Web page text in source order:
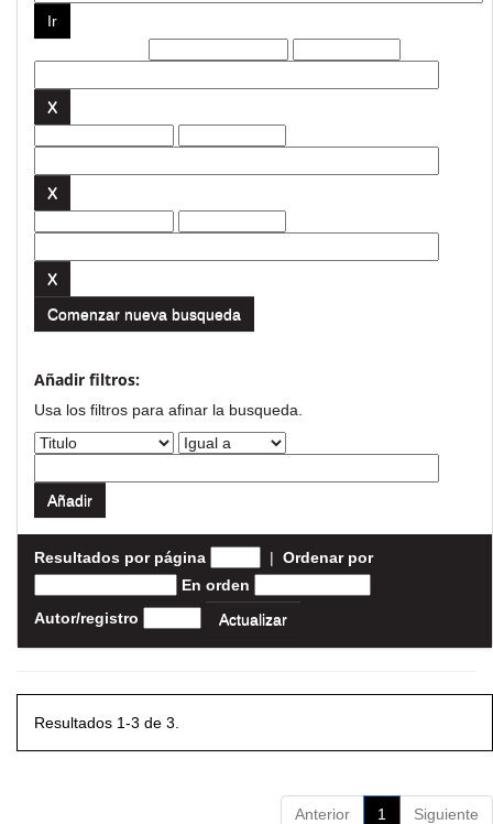
Comenzar nueva busqueda
Añadir filtros:
Usa los filtros para afinar la busqueda.
Resultados por página | Ordenar por
En orden
Autor/registro
Resultados 1-3 de 3.
Anterior 1 Siguiente